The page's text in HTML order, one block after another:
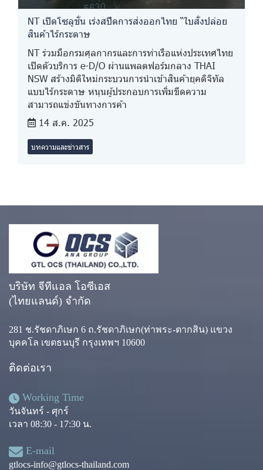
NT เปิดโซลูชั่น เร่งสปีดการส่งออกไทย “ใบสั่งปล่อย
สินค้าไร้กระดาษ
NT ร่วมมือกรมศุลกากรและการท่าเรือแห่งประเทศไทย
เปิดตัวบริการ e-D/O ผ่านแพลตฟอร์มกลาง THAI
NSW สร้างมิติใหม่กระบวนการนำเข้าสินค้ายุคดิจิทัล
แบบไร้กระดาษ หนุนผู้ประกอบการเพิ่มขีดความ
สามารถแข่งขันทางการค้า
14 ส.ค. 2025
บทความและข่าวสาร
บริษัท จีทีแอล โอซีเอส
(ไทยแลนด์) จำกัด
281 ช.รัชดาภิเษก 6 ถ.รัชดาภิเษก(ท่าพระ-ตากสิน) แขวง
บุคคโล เขตธนบุรี กรุงเทพฯ 10600
ติดต่อเรา
Working Time
วันจันทร์ - ศุกร์
เวลา 08:30 - 17:30 น.
E-mail
gtlocs-info@gtlocs-thailand.com